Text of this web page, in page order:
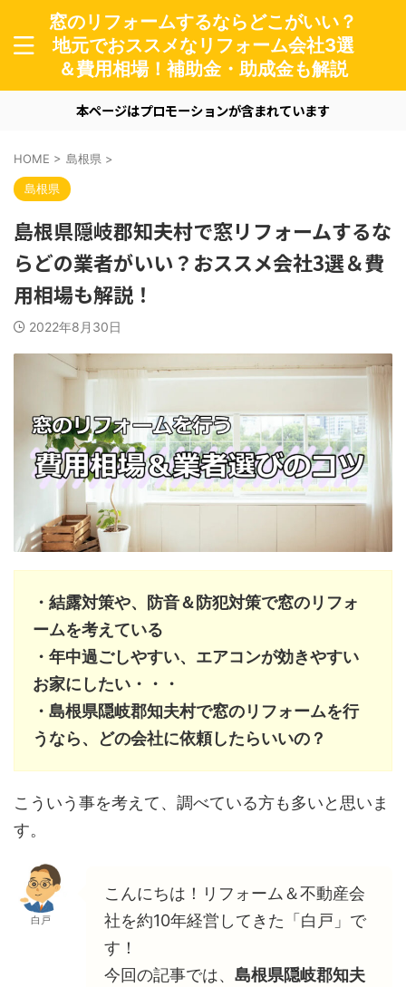
窓のリフォームするならどこがいい？
地元でおススメなリフォーム会社3選
＆費用相場！補助金・助成金も解説
本ページはプロモーションが含まれています
HOME > 島根県 >
島根県
島根県隠岐郡知夫村で窓リフォームするな
らどの業者がいい？おススメ会社3選＆費
用相場も解説！
2022年8月30日
・結露対策や、防音＆防犯対策で窓のリフォ
ームを考えている
・年中過ごしやすい、エアコンが効きやすい
お家にしたい・・・
・島根県隠岐郡知夫村で窓のリフォームを行
うなら、どの会社に依頼したらいいの？
こういう事を考えて、調べている方も多いと思いま
す。
白戸
こんにちは！リフォーム＆不動産会
社を約10年経営してきた「白戸」で
す！
今回の記事では、 島根県隠岐郡知夫